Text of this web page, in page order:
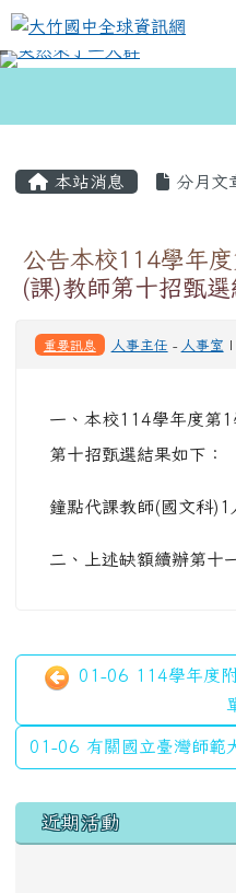
跳至主內容區
大竹國中全球資
本站消息 分月文
公告本校114學年
(課)教師第十招甄選
重要訊息 人事主任 - 人事室
一、本校114學年度第
第十招甄選結果如下：
鐘點代課教師(國文科)1
二、上述缺額續辦第十
01-06 114學年度
01-06 有關國立臺灣師範
左邊區域內容
近期活動